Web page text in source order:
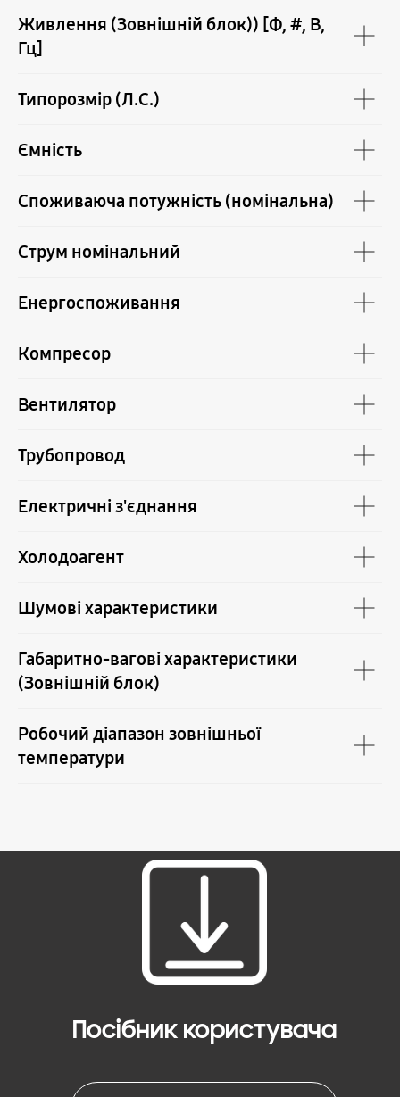
Живлення (Зовнішній блок)) [Φ, #, В,
Гц]
Типорозмір (Л.С.)
Ємність
Споживаюча потужність (номінальна)
Струм номінальний
Енергоспоживання
Компресор
Вентилятор
Трубопровод
Електричні з'єднання
Холодоагент
Шумові характеристики
Габаритно-вагові характеристики
(Зовнішній блок)
Робочий діапазон зовнішньої
температури
Посібник користувача